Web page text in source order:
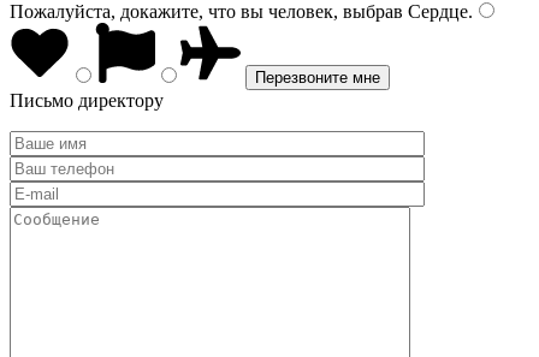
Пожалуйста, докажите, что вы человек, выбрав Сердце.
Письмо директору